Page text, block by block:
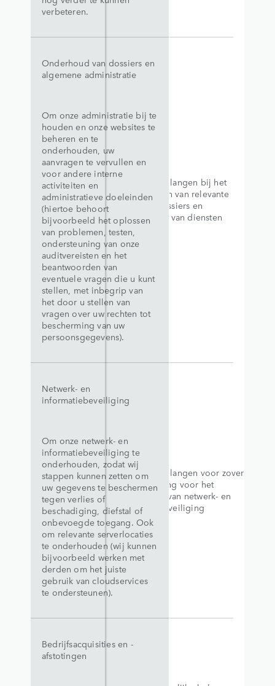
Legitieme belangen bij het
onderhouden van relevante
websites, dossiers en
administratie van diensten
Legitieme belangen voor zover
van toepassing voor het
waarborgen van netwerk- en
informatiebeveiliging
verbeteren.
Onderhoud van dossiers en
algemene administratie
Om onze administratie bij te
houden en onze websites te
beheren en te
onderhouden, uw
aanvragen te vervullen en
voor andere interne
activiteiten en
administratieve doeleinden
(hiertoe behoort
bijvoorbeeld het oplossen
van problemen, testen,
ondersteuning van onze
auditvereisten en het
beantwoorden van
eventuele vragen die u kunt
stellen, met inbegrip van
het door u stellen van
vragen over uw rechten tot
bescherming van uw
persoonsgegevens).
Netwerk- en
informatiebeveiliging
Om onze netwerk- en
informatiebeveiliging te
onderhouden, zodat wij
stappen kunnen zetten om
uw gegevens te beschermen
tegen verlies of
beschadiging, diefstal of
onbevoegde toegang. Ook
om relevante serverlocaties
te onderhouden (wij kunnen
bijvoorbeeld werken met
derden om het juiste
gebruik van cloudservices
te ondersteunen).
Bedrijfsacquisities en -
afstotingen